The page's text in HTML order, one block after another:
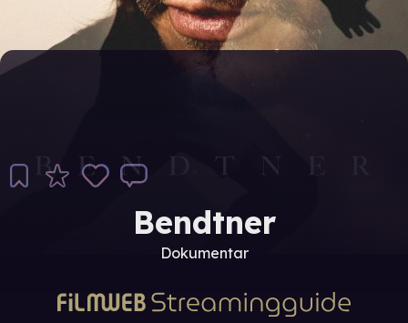
Bendtner
Dokumentar